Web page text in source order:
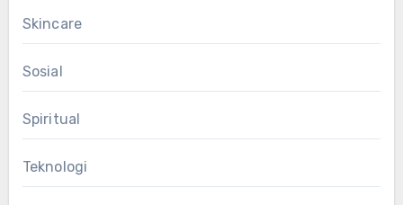
Skincare
Sosial
Spiritual
Teknologi